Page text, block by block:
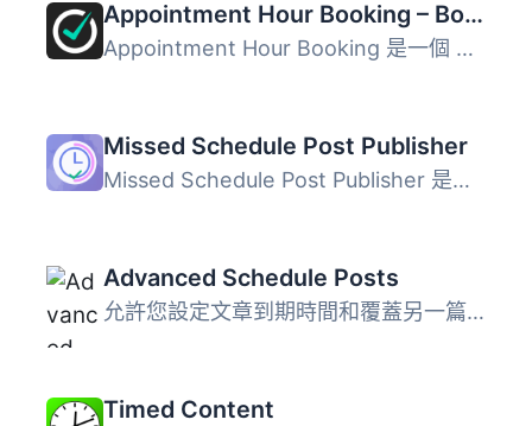
Appointment Hour Booking – Booking Calendar
Appointment Hour Booking 是一個 WordPress 外掛程式，可建...
Missed Schedule Post Publisher
Missed Schedule Post Publisher 是一款專為解決 WordPress ...
Advanced Schedule Posts
允許您設定文章到期時間和覆蓋另一篇文章的排程。 到期時間 ...
Timed Content